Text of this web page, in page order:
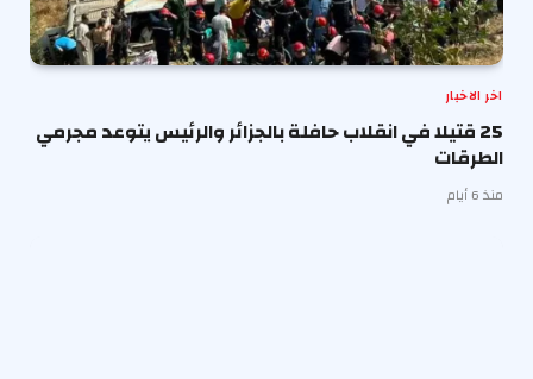
اخر الاخبار
25 قتيلا في انقلاب حافلة بالجزائر والرئيس يتوعد مجرمي
الطرقات
منذ 6 أيام